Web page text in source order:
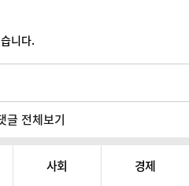
니다.
글 전체보기
사회 경제